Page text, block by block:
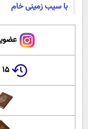
با سیب زمینی خام
۱۵ سال پیش در چنین روزی